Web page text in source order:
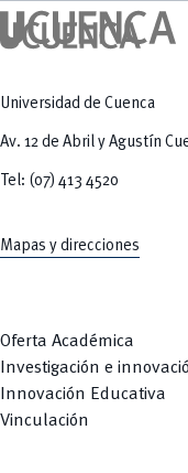
Universidad de Cuenca
Av. 12 de Abril y Agustín
Tel: (07) 413 4520
Mapas y direcciones
Oferta Académica
Investigación e
Innovación Educativa
Vinculación